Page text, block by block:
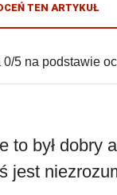
TEN ARTYKUŁ
0/5 na podstawie
to był dobry
jest